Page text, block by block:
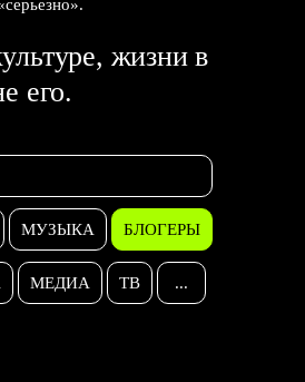
жизни в
его.
МУЗЫКА БЛОГЕРЫ
МЕДИА ТВ ...